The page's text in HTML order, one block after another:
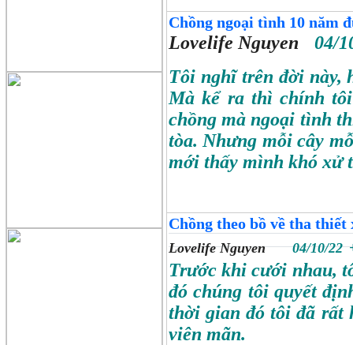
Chồng ngoại tình 10 năm
Lovelife Nguyen
04/
Tôi nghĩ trên đời này,
Mà kể ra thì chính
chồng mà ngoại tình
tòa. Nhưng mỗi cây
mới thấy mình khó xử
Chồng theo bồ về tha
Lovelife Nguyen 04/10/22
Trước khi cưới nhau,
đó chúng tôi quyết
thời gian đó tôi đã rất
viên mãn.